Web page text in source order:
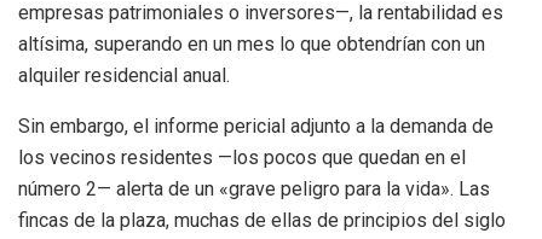
empresas patrimoniales o inversores—, la rentabilidad es
altísima, superando en un mes lo que obtendrían con un
alquiler residencial anual.
Sin embargo, el informe pericial adjunto a la demanda de
los vecinos residentes —los pocos que quedan en el
número 2— alerta de un «grave peligro para la vida». Las
fincas de la plaza, muchas de ellas de principios del siglo